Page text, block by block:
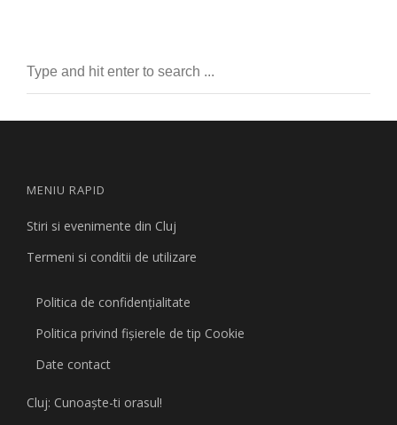
MENIU RAPID
Stiri si evenimente din Cluj
Termeni si conditii de utilizare
Politica de confidențialitate
Politica privind fişierele de tip Cookie
Date contact
Cluj: Cunoaşte-ti orasul!